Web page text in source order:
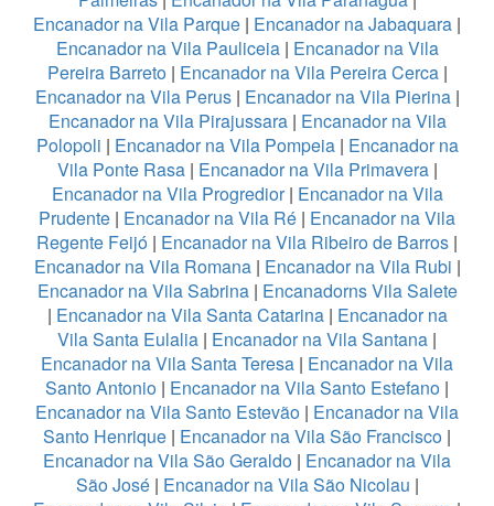
Encanador na Vila Parque | Encanador na Jabaquara |
Encanador na Vila Pauliceia| Encanador na Vila
Pereira Barreto| Encanador na Vila Pereira Cerca|
Encanador na Vila Perus| Encanador na Vila Pierina|
Encanador na Vila Pirajussara| Encanador na Vila
Polopoli | Encanador na Vila Pompeia| Encanador na
Vila Ponte Rasa| Encanador na Vila Primavera|
Encanador na Vila Progredior| Encanador na Vila
Prudente | Encanador na Vila Ré | Encanador na Vila
Regente Feijó | Encanador na Vila Ribeiro de Barros |
Encanador na Vila Romana| Encanador na Vila Rubi |
Encanador na Vila Sabrina| Encanadorns Vila Salete
| Encanador na Vila Santa Catarina| Encanador na
Vila Santa Eulalia | Encanador na Vila Santana |
Encanador na Vila Santa Teresa | Encanador na Vila
Santo Antonio | Encanador na Vila Santo Estefano |
Encanador na Vila Santo Estevão | Encanador na Vila
Santo Henrique | Encanador na Vila São Francisco |
Encanador na Vila São Geraldo | Encanador na Vila
São José| Encanador na Vila São Nicolau |